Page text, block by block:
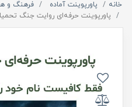
خانه پاورپوینت آماده
فرهنگ و
پاورپوینت حرفه‌ای روایت جنگ